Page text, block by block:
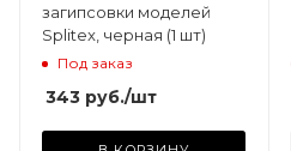
загипсовки моделей
Splitex, черная (1 шт)
Под заказ
343 руб./шт